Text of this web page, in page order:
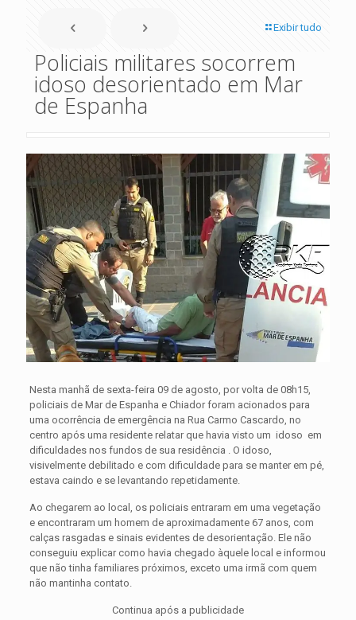
Exibir tudo
Policiais militares socorrem
idoso desorientado em Mar
de Espanha
Nesta manhã de sexta-feira 09 de agosto, por volta de 08h15,
policiais de Mar de Espanha e Chiador foram acionados para
uma ocorrência de emergência na Rua Carmo Cascardo, no
centro após uma residente relatar que havia visto um idoso em
dificuldades nos fundos de sua residência . O idoso,
visivelmente debilitado e com dificuldade para se manter em pé,
estava caindo e se levantando repetidamente.
Ao chegarem ao local, os policiais entraram em uma vegetação
e encontraram um homem de aproximadamente 67 anos, com
calças rasgadas e sinais evidentes de desorientação. Ele não
conseguiu explicar como havia chegado àquele local e informou
que não tinha familiares próximos, exceto uma irmã com quem
não mantinha contato.
Continua após a publicidade